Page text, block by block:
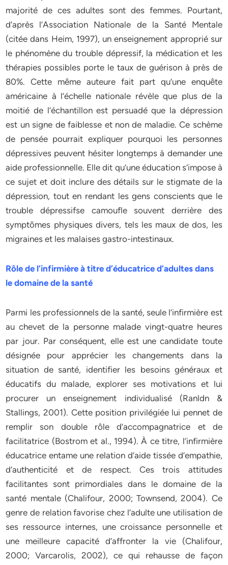
majorité de ces adultes sont des femmes. Pourtant,
d’après l’Association Nationale de la Santé Mentale
(citée dans Heim, 1997), un enseignement approprié sur
le phénomène du trouble dépressif, la médication et les
thérapies possibles porte le taux de guérison à près de
80%. Cette même auteure fait part qu’une enquête
américaine à l’échelle nationale révèle que plus de la
moitié de l’échantillon est persuadé que la dépression
est un signe de faiblesse et non de maladie. Ce schème
de pensée pourrait expliquer pourquoi les personnes
dépressives peuvent hésiter longtemps à demander une
aide professionnelle. Elle dit qu’une éducation s’impose à
ce sujet et doit inclure des détails sur le stigmate de la
dépression, tout en rendant les gens conscients que le
trouble dépressifse camoufle souvent derrière des
symptômes physiques divers, tels les maux de dos, les
migraines et les malaises gastro-intestinaux.
Rôle de l’infirmière à titre d’éducatrice d’adultes dans
le domaine de la santé
Parmi les professionnels de la santé, seule l’infirmière est
au chevet de la personne malade vingt-quatre heures
par jour. Par conséquent, elle est une candidate toute
désignée pour apprécier les changements dans la
situation de santé, identifier les besoins généraux et
éducatifs du malade, explorer ses motivations et lui
procurer un enseignement individualisé (Ranldn &
Stallings, 2001). Cette position privilégiée lui pennet de
remplir son double rôle d’accompagnatrice et de
facilitatrice (Bostrom et al., 1994). À ce titre, l’infirmière
éducatrice entame une relation d’aide tissée d’empathie,
d’authenticité et de respect. Ces trois attitudes
facilitantes sont primordiales dans le domaine de la
santé mentale (Chalifour, 2000; Townsend, 2004). Ce
genre de relation favorise chez l’adulte une utilisation de
ses ressource internes, une croissance personnelle et
une meilleure capacité d’affronter la vie (Chalifour,
2000; Varcarolis, 2002), ce qui rehausse de façon